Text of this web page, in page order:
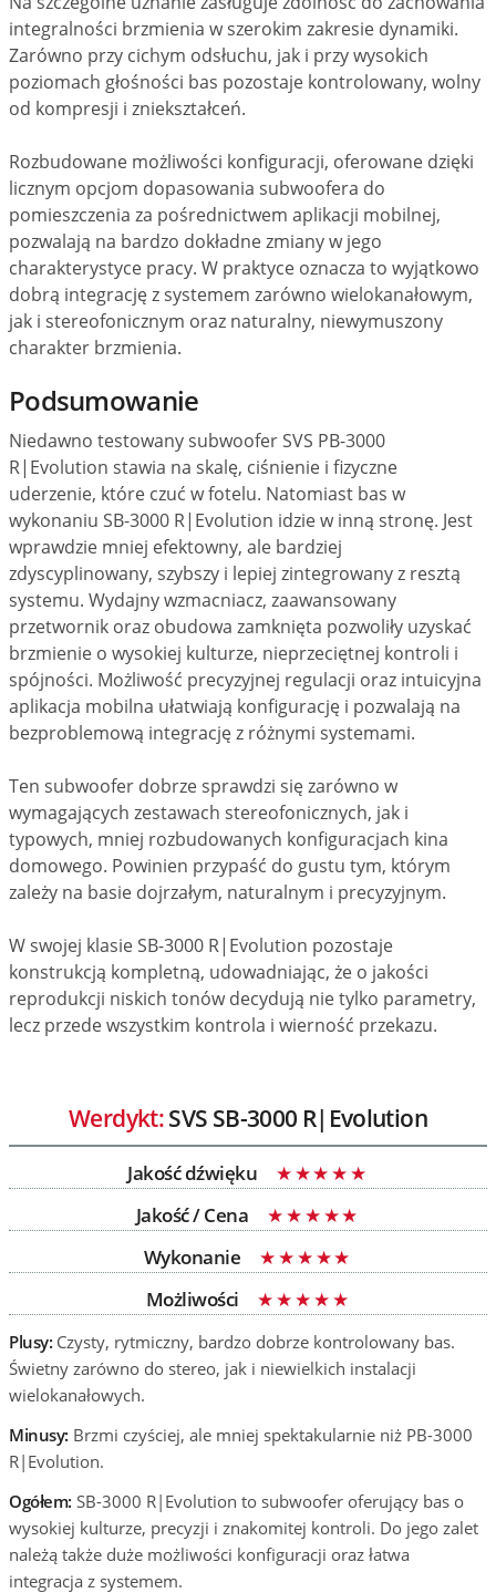
integralności brzmienia w szerokim zakresie dynamiki.
Zarówno przy cichym odsłuchu, jak i przy wysokich
poziomach głośności bas pozostaje kontrolowany, wolny
od kompresji i zniekształceń.
Rozbudowane możliwości konfiguracji, oferowane dzięki
licznym opcjom dopasowania subwoofera do
pomieszczenia za pośrednictwem aplikacji mobilnej,
pozwalają na bardzo dokładne zmiany w jego
charakterystyce pracy. W praktyce oznacza to wyjątkowo
dobrą integrację z systemem zarówno wielokanałowym,
jak i stereofonicznym oraz naturalny, niewymuszony
charakter brzmienia.
Podsumowanie
Niedawno testowany subwoofer SVS PB-3000
R|Evolution stawia na skalę, ciśnienie i fizyczne
uderzenie, które czuć w fotelu. Natomiast bas w
wykonaniu SB-3000 R|Evolution idzie w inną stronę. Jest
wprawdzie mniej efektowny, ale bardziej
zdyscyplinowany, szybszy i lepiej zintegrowany z resztą
systemu. Wydajny wzmacniacz, zaawansowany
przetwornik oraz obudowa zamknięta pozwoliły uzyskać
brzmienie o wysokiej kulturze, nieprzeciętnej kontroli i
spójności. Możliwość precyzyjnej regulacji oraz intuicyjna
aplikacja mobilna ułatwiają konfigurację i pozwalają na
bezproblemową integrację z różnymi systemami.
Ten subwoofer dobrze sprawdzi się zarówno w
wymagających zestawach stereofonicznych, jak i
typowych, mniej rozbudowanych konfiguracjach kina
domowego. Powinien przypaść do gustu tym, którym
zależy na basie dojrzałym, naturalnym i precyzyjnym.
W swojej klasie SB-3000 R|Evolution pozostaje
konstrukcją kompletną, udowadniając, że o jakości
reprodukcji niskich tonów decydują nie tylko parametry,
lecz przede wszystkim kontrola i wierność przekazu.
Werdykt:SVS SB-3000 R|Evolution
Jakość dźwięku
Jakość / Cena
Wykonanie
Możliwości
Plusy: Czysty, rytmiczny, bardzo dobrze kontrolowany bas.
Świetny zarówno do stereo, jak i niewielkich instalacji
wielokanałowych.
Minusy: Brzmi czyściej, ale mniej spektakularnie niż PB-3000
R|Evolution.
Ogółem: SB-3000 R|Evolution to subwoofer oferujący bas o
wysokiej kulturze, precyzji i znakomitej kontroli. Do jego zalet
należą także duże możliwości konfiguracji oraz łatwa
integracja z systemem.